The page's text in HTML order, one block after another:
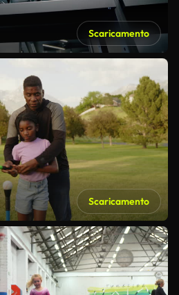
Scaricamento
Scaricamento